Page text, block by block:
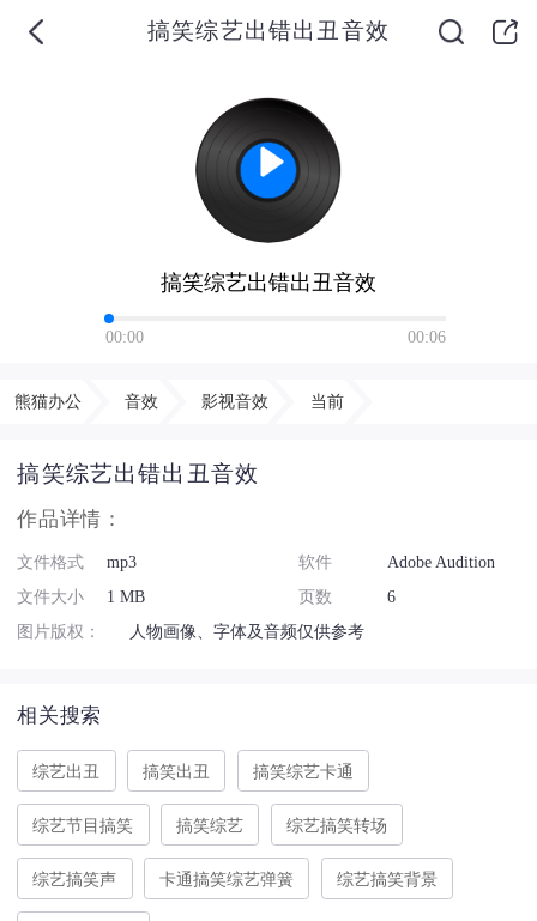
搞笑综艺出错出丑音效
搞笑综艺出错出丑音效
00:00 00:06
熊猫办公 音效 影视音效 当前
搞笑综艺出错出丑音效
作品详情：
文件格式 mp3 软件
Adobe Audition
文件大小
1 MB 页数
6
图片版权：
人物画像、字体及音频仅供参考
相关搜索
综艺出丑 搞笑出丑 搞笑综艺卡通
综艺节目搞笑 搞笑综艺 综艺搞笑转场
综艺搞笑声 卡通搞笑综艺弹簧 综艺搞笑背景